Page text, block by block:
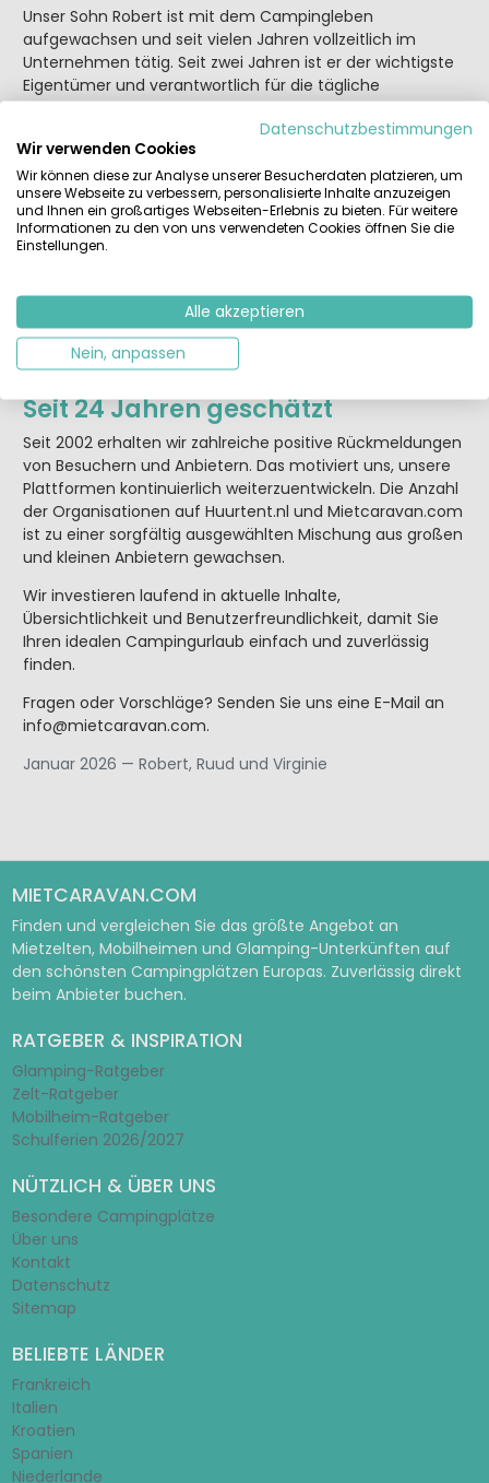
Unser Sohn Robert ist mit dem Campingleben
aufgewachsen und seit vielen Jahren vollzeitlich im
Unternehmen tätig. Seit zwei Jahren ist er der wichtigste
Eigentümer und verantwortlich für die tägliche
Weiterentwicklung von Huurtent.nl und Mietcaravan.com.
Wir unterstützen ihn im Hintergrund mit unserer
Erfahrung, unseren Ideen und unserer Leidenschaft.
Camping so, wie wir es lieben
Für uns ist die Kombination aus Campinggefühl und
Komfort der ideale Urlaub. Im Frühjahr bevorzugen wir ein
großzügiges Miet- oder Glampingzelt mit
Basisausstattung. Man lebt draußen, kommt leicht ins
Gespräch, Kinder spielen frei – und das Urlaubsgefühl
stellt sich sofort ein.
Seit 24 Jahren geschätzt
Seit 2002 erhalten wir zahlreiche positive Rückmeldungen
von Besuchern und Anbietern. Das motiviert uns, unsere
Plattformen kontinuierlich weiterzuentwickeln. Die Anzahl
der Organisationen auf Huurtent.nl und Mietcaravan.com
ist zu einer sorgfältig ausgewählten Mischung aus großen
und kleinen Anbietern gewachsen.
Wir investieren laufend in aktuelle Inhalte,
Übersichtlichkeit und Benutzerfreundlichkeit, damit Sie
Ihren idealen Campingurlaub einfach und zuverlässig
finden.
Fragen oder Vorschläge? Senden Sie uns eine E-Mail an
info@mietcaravan.com.
Januar 2026 — Robert, Ruud und Virginie
MIETCARAVAN.COM
Finden und vergleichen Sie das größte Angebot an
Mietzelten, Mobilheimen und Glamping-Unterkünften auf
den schönsten Campingplätzen Europas. Zuverlässig direkt
beim Anbieter buchen.
RATGEBER & INSPIRATION
Glamping-Ratgeber
Zelt-Ratgeber
Mobilheim-Ratgeber
Schulferien 2026/2027
NÜTZLICH & ÜBER UNS
Besondere Campingplätze
Über uns
Kontakt
Datenschutz
Sitemap
BELIEBTE LÄNDER
Frankreich
Italien
Kroatien
Spanien
Niederlande
Datenschutzbestimmungen
Wir verwenden Cookies
Wir können diese zur Analyse unserer Besucherdaten platzieren, um
unsere Webseite zu verbessern, personalisierte Inhalte anzuzeigen
und Ihnen ein großartiges Webseiten-Erlebnis zu bieten. Für weitere
Informationen zu den von uns verwendeten Cookies öffnen Sie die
Einstellungen.
Alle akzeptieren
Nein, anpassen